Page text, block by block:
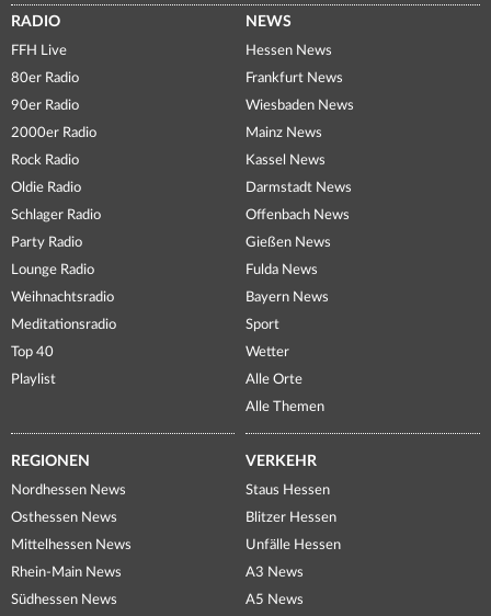
RADIO
FFH Live
80er Radio
90er Radio
2000er Radio
Rock Radio
Oldie Radio
Schlager Radio
Party Radio
Lounge Radio
Weihnachtsradio
Meditationsradio
Top 40
Playlist
NEWS
Hessen News
Frankfurt News
Wiesbaden News
Mainz News
Kassel News
Darmstadt News
Offenbach News
Gießen News
Fulda News
Bayern News
Sport
Wetter
Alle Orte
Alle Themen
REGIONEN
Nordhessen News
Osthessen News
Mittelhessen News
Rhein-Main News
Südhessen News
VERKEHR
Staus Hessen
Blitzer Hessen
Unfälle Hessen
A3 News
A5 News